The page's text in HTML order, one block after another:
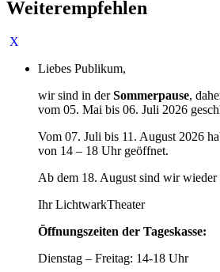
Weiterempfehlen
Liebes Publikum,
wir sind in derSommerpause,
vom 05. Mai bis 06. Juli 2026
Vom 07. Juli bis 11. August 2026
von 14 – 18 Uhr geöffnet.
Ab dem 18. August sind wir
Ihr LichtwarkTheater
Öffnungszeiten der Tageskasse:
Dienstag – Freitag: 14-18 Uhr